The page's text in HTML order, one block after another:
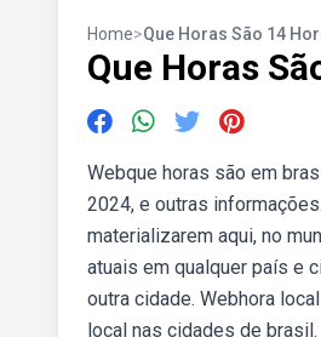
Home>Que Horas São 14
Que Horas
Webque horas são em
2024, e outras
materializarem aqui, no
atuais em qualquer país e
outra cidade. Webhora
local nas cidades de